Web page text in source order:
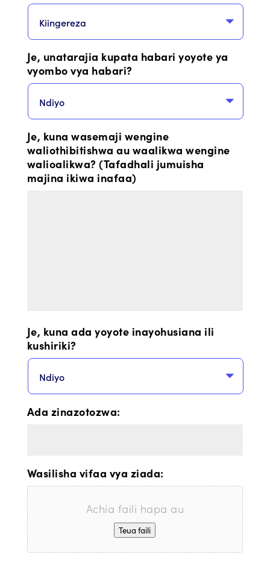
Je, unatarajia kupata habari yoyote ya
vyombo vya habari?
Je, kuna wasemaji wengine
waliothibitishwa au waalikwa wengine
walioalikwa? (Tafadhali jumuisha
majina ikiwa inafaa)
Je, kuna ada yoyote inayohusiana ili
kushiriki?
Ada zinazotozwa:
Wasilisha vifaa vya ziada:
Achia faili hapa au
Teua faili